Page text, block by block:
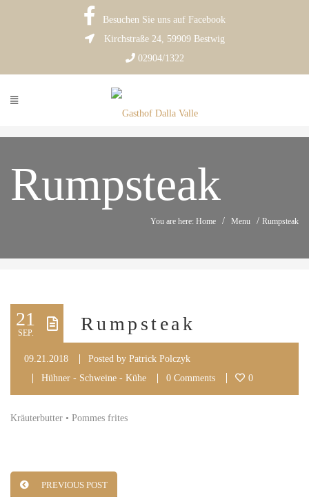
Besuchen Sie uns auf Facebook
Kirchstraße 24, 59909 Bestwig
02904/1322
Rumpsteak
You are here: Home / Menu / Rumpsteak
21
SEP. Rumpsteak
09.21.2018 Posted by Patrick Polczyk
Hühner - Schweine - Kühe
0 Comments 0
Kräuterbutter • Pommes frites
PREVIOUS POST